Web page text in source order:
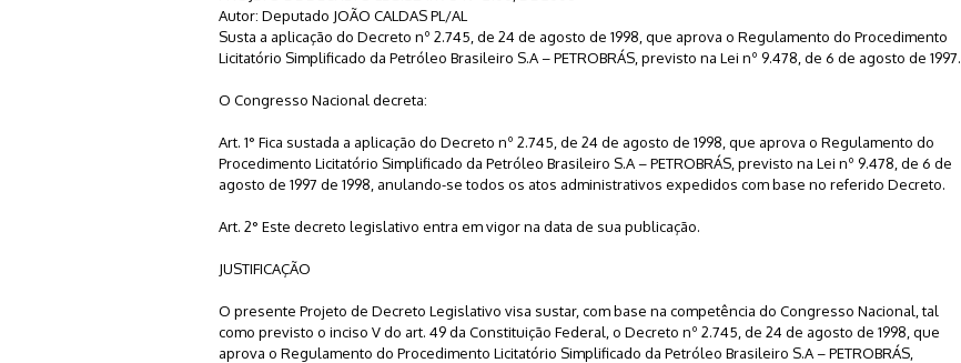
Autor: Deputado JOÃO CALDAS PL/AL
Susta a aplicação do Decreto nº 2.745, de 24 de agosto de 1998, que aprova o Regulamento do Procedimento
Licitatório Simplificado da Petróleo Brasileiro S.A – PETROBRÁS, previsto na Lei nº 9.478, de 6 de agosto de 1997.
O Congresso Nacional decreta:
Art. 1° Fica sustada a aplicação do Decreto nº 2.745, de 24 de agosto de 1998, que aprova o Regulamento do
Procedimento Licitatório Simplificado da Petróleo Brasileiro S.A – PETROBRÁS, previsto na Lei nº 9.478, de 6 de
agosto de 1997 de 1998, anulando-se todos os atos administrativos expedidos com base no referido Decreto.
Art. 2° Este decreto legislativo entra em vigor na data de sua publicação.
JUSTIFICAÇÃO
O presente Projeto de Decreto Legislativo visa sustar, com base na competência do Congresso Nacional, tal
como previsto o inciso V do art. 49 da Constituição Federal, o Decreto nº 2.745, de 24 de agosto de 1998, que
aprova o Regulamento do Procedimento Licitatório Simplificado da Petróleo Brasileiro S.A – PETROBRÁS,